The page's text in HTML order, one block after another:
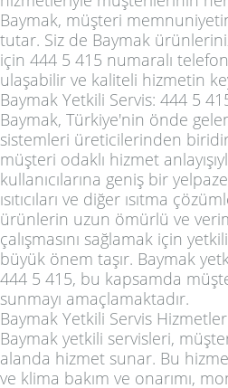
Baymak, müşteri
tutar. Siz de Baymak
için 444 5 415 numaralı
ulaşabilir ve kaliteli hizmetin
Baymak Yetkili Servis: 444 5
Baymak, Türkiye'nin önde
sistemleri üreticilerinden
müşteri odaklı hizmet
kullanıcılarına geniş bir
ısıtıcıları ve diğer ısıtma
ürünlerin uzun ömürlü ve
çalışmasını sağlamak için
büyük önem taşır. Baymak
444 5 415, bu kapsamda
sunmayı amaçlamaktadır.
Baymak Yetkili Servis
Baymak yetkili servisleri,
alanda hizmet sunar. Bu
ve klima bakım ve onarımı,